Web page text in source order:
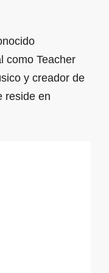
como Teacher
y creador de
reside en